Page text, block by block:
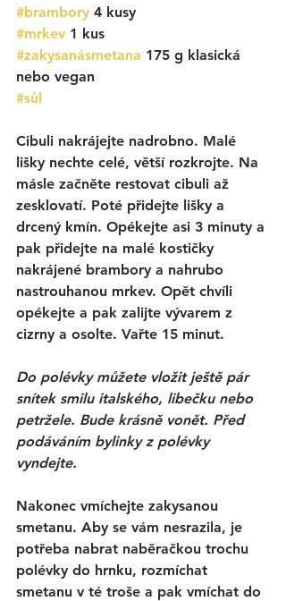
#brambory 4 kusy
#mrkev 1 kus
#zakysanásmetana 175 g klasická
nebo vegan
#sůl
Cibuli nakrájejte nadrobno. Malé
lišky nechte celé, větší rozkrojte. Na
másle začněte restovat cibuli až
zesklovatí. Poté přidejte lišky a
drcený kmín. Opékejte asi 3 minuty a
pak přidejte na malé kostičky
nakrájené brambory a nahrubo
nastrouhanou mrkev. Opět chvíli
opékejte a pak zalijte vývarem z
cizrny a osolte. Vařte 15 minut.
Do polévky můžete vložit ještě pár
snítek smilu italského, libečku nebo
petržele. Bude krásně vonět. Před
podáváním bylinky z polévky
vyndejte.
Nakonec vmíchejte zakysanou
smetanu. Aby se vám nesrazila, je
potřeba nabrat naběračkou trochu
polévky do hrnku, rozmíchat
smetanu v té troše a pak vmíchat do